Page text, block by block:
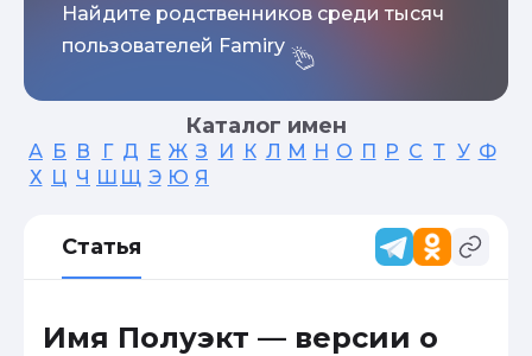
Найдите родственников среди тысяч
пользователей Famiry
Каталог имен
А Б В Г Д Е Ж З И К Л М Н О П Р С Т У Ф
Х Ц Ч Ш Щ Э Ю Я
Статья
Имя Полуэкт — версии о